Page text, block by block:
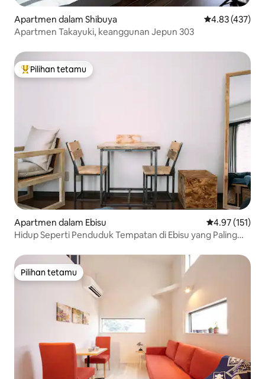
Apartmen dalam Shibuya Penarafan
4.83 (437)
Apartmen Takayuki, keanggunan Jepun 303
Pilihan utama tetamu
Pilihan tetamu
Apartmen dalam Ebisu Penarafan
4.97 (151)
Hidup Seperti Penduduk Tempatan di Ebisu yang Paling
Pilihan tetamu
Pilihan tetamu